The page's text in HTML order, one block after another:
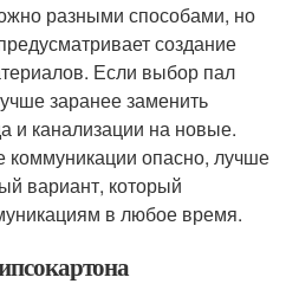
разными способами, но
создание
Если выбор пал
заранее заменить
и канализации на новые.
коммуникации опасно, лучше
вариант, который
в любое время.